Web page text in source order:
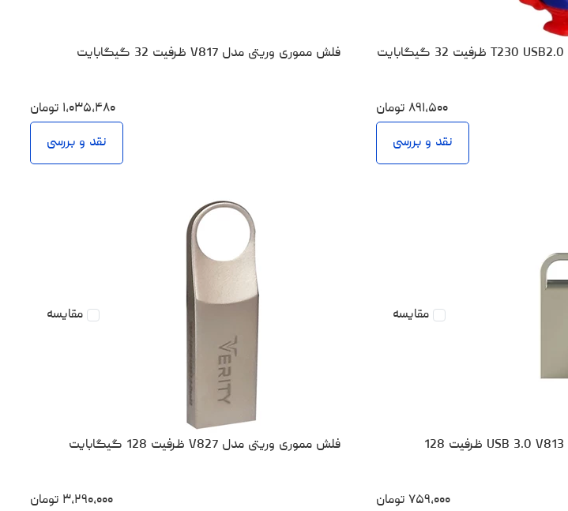
۸۹۱،۵۰۰ تومان
نقد و بررسی
فلش مموری وریتی مدل V817 ظرفیت 32 گیگابایت
۱،۰۳۵،۴۸۰ تومان
نقد و بررسی
مقایسه
فلش مموری وریتی مدل USB 3.0 V813 ظرفیت 128
۷۵۹،۰۰۰ تومان
مقایسه
فلش مموری وریتی مدل V827 ظرفیت 128 گیگابایت
۳،۲۹۰،۰۰۰ تومان